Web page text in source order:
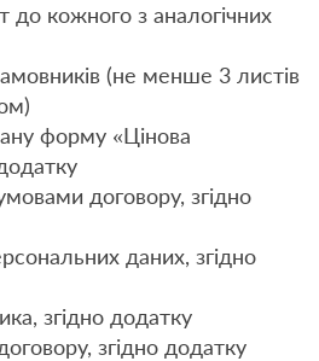
до кожного з аналогічних
(не менше 3 листів
форму «Цінова
договору, згідно
даних, згідно
згідно додатку
згідно додатку